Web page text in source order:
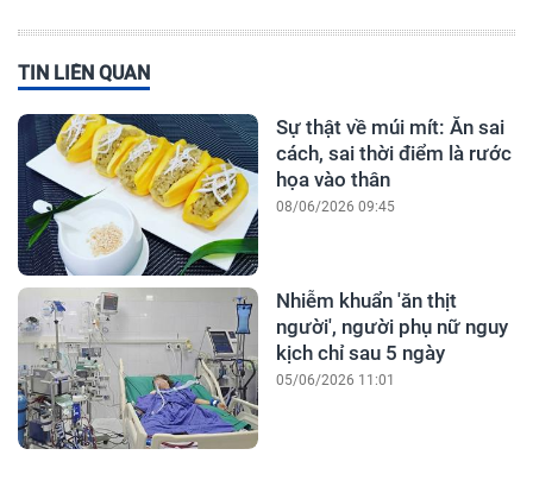
TIN LIÊN QUAN
Sự thật về múi mít: Ăn sai
cách, sai thời điểm là rước
họa vào thân
08/06/2026 09:45
Nhiễm khuẩn 'ăn thịt
người', người phụ nữ nguy
kịch chỉ sau 5 ngày
05/06/2026 11:01